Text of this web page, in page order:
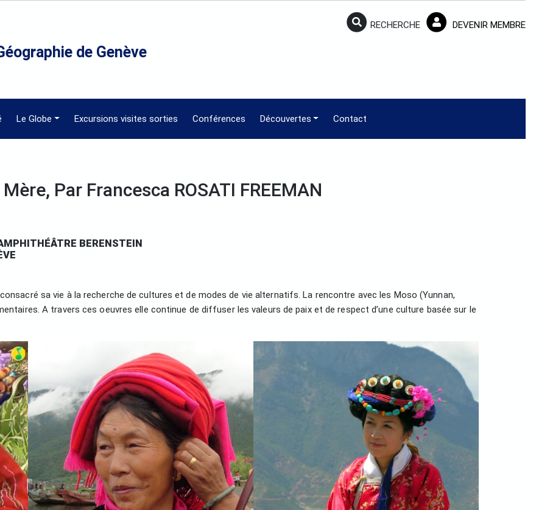
de Genève
RECHERCHE DEVENIR MEMBRE
Le Globe Excursions visites sorties Conférences Découvertes Contact
Par Francesca ROSATI FREEMAN
BERENSTEIN
sa vie à la recherche de cultures et de modes de vie alternatifs. La rencontre avec les Moso (Yunnan,
A travers ces oeuvres elle continue de diffuser les valeurs de paix et de respect d’une culture basée sur le